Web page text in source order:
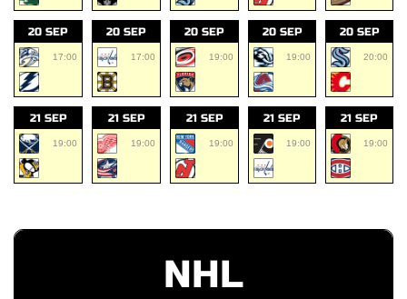
20 SEP
17:00
20 SEP
17:00
20 SEP
19:00
20 SEP
19:00
20 SEP
20:00
21 SEP
19:00
21 SEP
19:00
21 SEP
19:00
21 SEP
19:00
21 SEP
19:00
NHL